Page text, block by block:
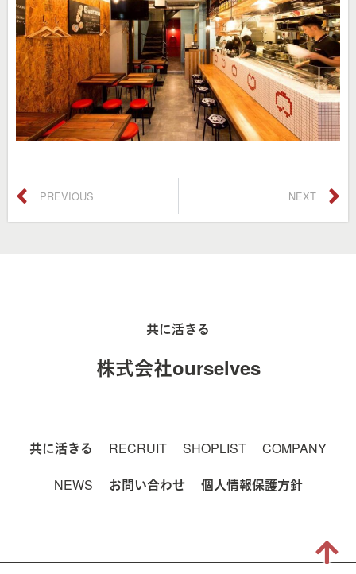
PREVIOUS NEXT
共に活きる
株式会社ourselves
共に活きる RECRUIT SHOPLIST
COMPANY
NEWS
お問い合わせ 個人情報保護方針